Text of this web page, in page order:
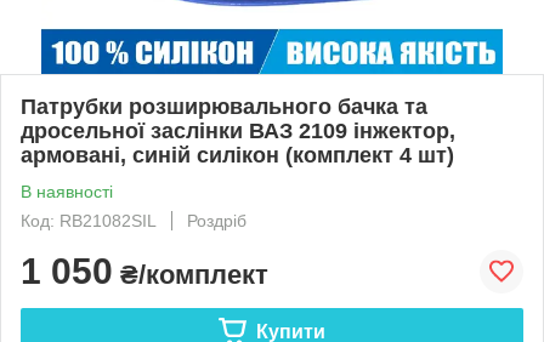
Патрубки розширювального бачка та
дросельної заслінки ВАЗ 2109 інжектор,
армовані, синій силікон (комплект 4 шт)
В наявності
Код: RB21082SIL
Роздріб
1 050 ₴/комплект
Купити